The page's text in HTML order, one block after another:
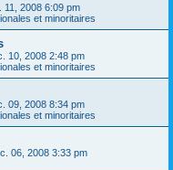
11, 2008 6:09 pm
et minoritaires
10, 2008 2:48 pm
et minoritaires
09, 2008 8:34 pm
et minoritaires
06, 2008 3:33 pm